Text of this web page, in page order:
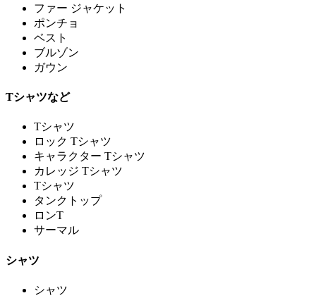
ファー ジャケット
ポンチョ
ベスト
ブルゾン
ガウン
Tシャツなど
Tシャツ
ロック Tシャツ
キャラクター Tシャツ
カレッジ Tシャツ
Tシャツ
タンクトップ
ロンT
サーマル
シャツ
シャツ